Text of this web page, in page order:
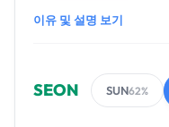
이유 및 설명 보기
SEON SUN62%